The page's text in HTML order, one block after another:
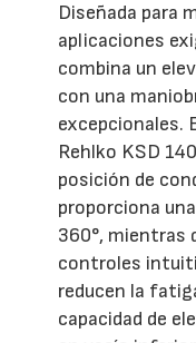
Diseñada para
aplicaciones
combina un
con una
excepcionales.
Rehlko KSD
posición de
proporciona
360°, mientras
controles
reducen la
capacidad de